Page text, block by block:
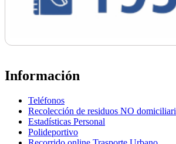
Información
Teléfonos
Recolección de residuos NO
Estadísticas Personal
Polideportivo